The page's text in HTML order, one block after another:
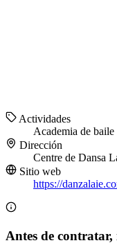
Actividades
Academia de baile
Dirección
Centre de Dansa
Sitio web
https://
Antes de